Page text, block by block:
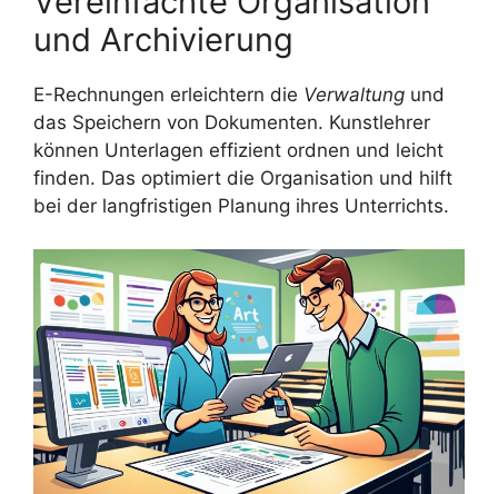
und Archivierung
E-Rechnungen erleichtern die Verwaltung und
das Speichern von Dokumenten. Kunstlehrer
können Unterlagen effizient ordnen und leicht
finden. Das optimiert die Organisation und hilft
bei der langfristigen Planung ihres Unterrichts.